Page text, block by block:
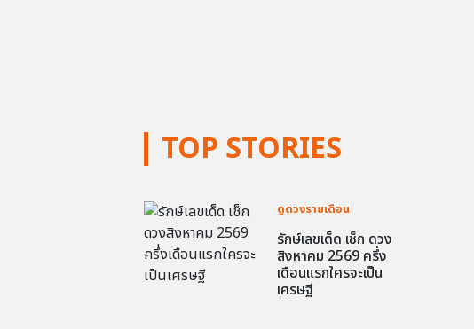
TOP STORIES
ดูดวงรายเดือน
รักษ์เลขเด็ด เช็ก ดวง
สิงหาคม 2569 ครึ่ง
เดือนแรกใครจะเป็น
เศรษฐี